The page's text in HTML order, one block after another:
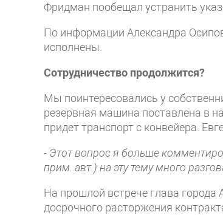
Фридман пообещал устранить
По информации Александра
исполнены.
Сотрудничество продолжится?
Мы поинтересовались у
резервная машина поставлена в
придет транспорт с конвейера.
- Этот вопрос я больше
прим. авт.) на эту тему много
На прошлой встрече глава города
досрочного расторжения